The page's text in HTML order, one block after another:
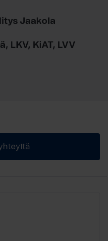
Jaakola
LKV, KiAT, LVV